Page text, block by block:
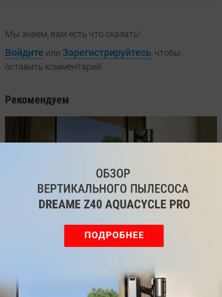
Мы знаем, вам есть что сказать!
Войдите или Зарегистрируйтесь, чтобы
оставить комментарий
Рекомендуем
Pro: гибкий подход к уборке